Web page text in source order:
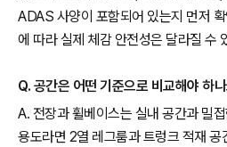
ADAS 사양이 포함되어 있는지 먼저
에 따라 실제 체감 안전성은 달라질 수
Q. 공간은 어떤 기준으로 비교해야 하
A. 전장과 휠베이스는 실내 공간과 밀
용도라면 2열 레그룸과 트렁크 적재